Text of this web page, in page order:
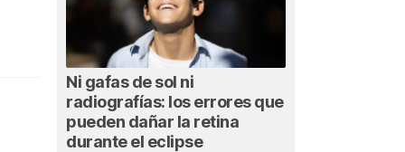
Ni gafas de sol ni
radiografías: los errores que
pueden dañar la retina
durante el eclipse